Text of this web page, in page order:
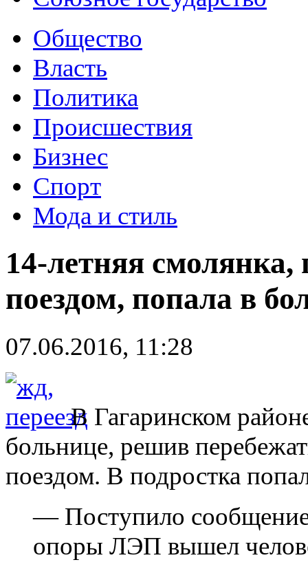
Общество
Власть
Политика
Происшествия
Бизнес
Спорт
Мода и стиль
14-летняя смолянка,
поездом, попала в
07.06.2016, 11:28
В Гагаринском
больнице, решив
поездом. В подростка
— Поступило
опоры ЛЭП вышел